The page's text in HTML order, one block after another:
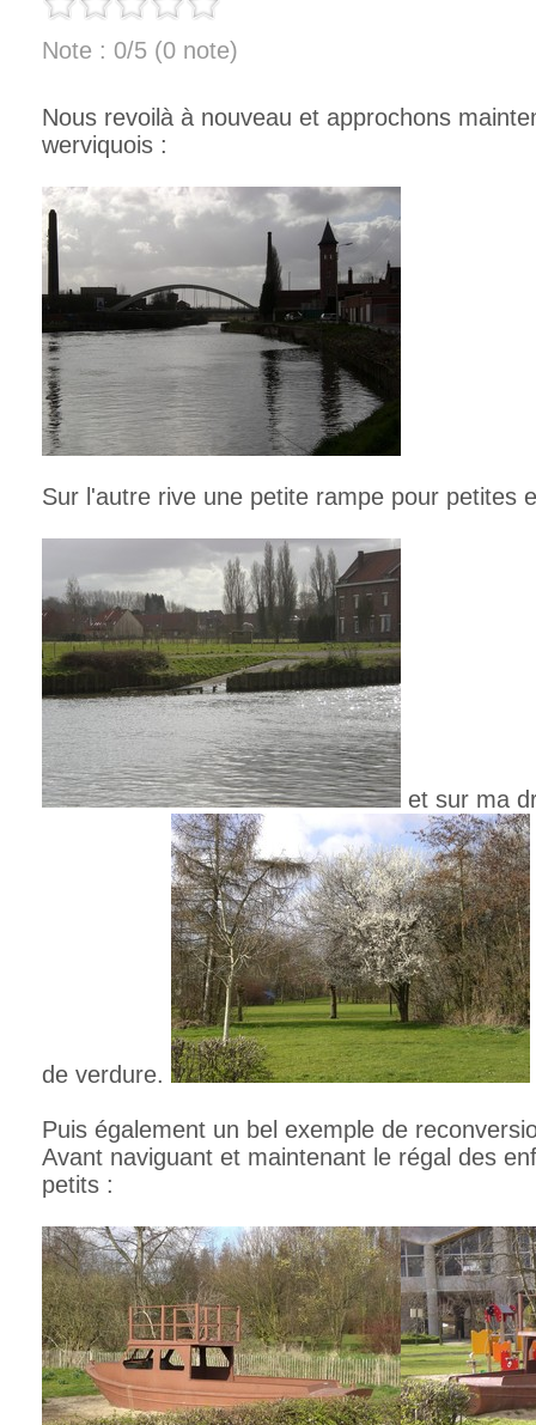
Note : 0/5 (0 note)
Nous revoilà à nouveau et approchons
werviquois :
Sur l'autre rive une petite rampe pour petites
et sur ma
de verdure.
Puis également un bel exemple de
Avant naviguant et maintenant le régal des
petits :